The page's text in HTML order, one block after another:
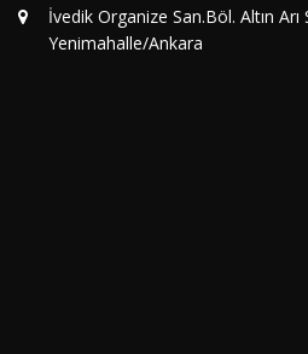
İvedik Organize San.Böl. Altın
Yenimahalle/Ankara